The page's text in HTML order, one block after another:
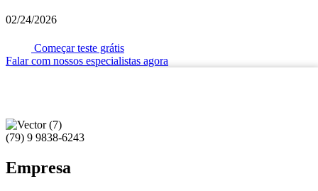
02/24/2026
Começar teste grátis
Falar com nossos especialistas agora
(79) 9 9838-6243
Empresa